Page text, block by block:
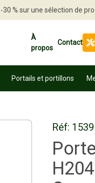
30 % sur une sélection de
À
propos
Contact
Portails et portillons
Réf: 1539